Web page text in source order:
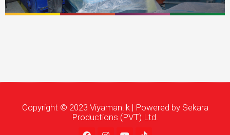
Copyright © 2023 Viyaman.lk | Powered by Sekara
Productions (PVT) Ltd.